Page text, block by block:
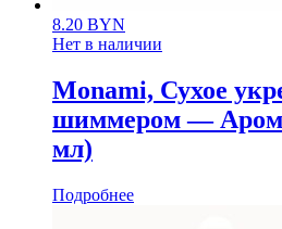
8.20 BYN
Нет в наличии
Monami, Сухое
шиммером —
мл)
Подробнее